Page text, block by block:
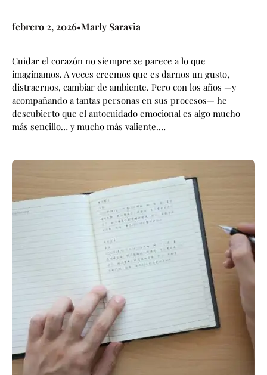
febrero 2, 2026•Marly Saravia
Cuidar el corazón no siempre se parece a lo que
imaginamos. A veces creemos que es darnos un gusto,
distraernos, cambiar de ambiente. Pero con los años —y
acompañando a tantas personas en sus procesos— he
descubierto que el autocuidado emocional es algo mucho
más sencillo… y mucho más valiente.…